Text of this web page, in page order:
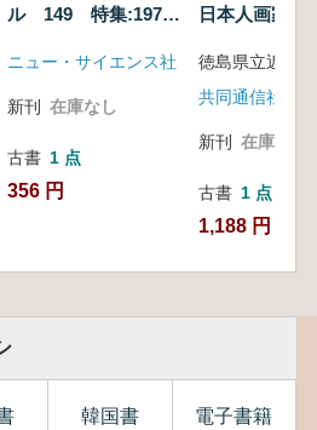
ル 149 特集:1977
ニュー・サイエンス社
新刊 在庫なし
古書 1 点
356 円
日本人画家た
共同通信社
新刊 在庫なし
古書 1 点
1,188 円
韓国書 電子書籍